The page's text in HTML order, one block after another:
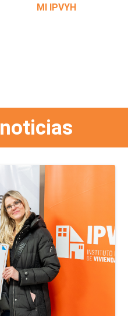
MI IPVYH